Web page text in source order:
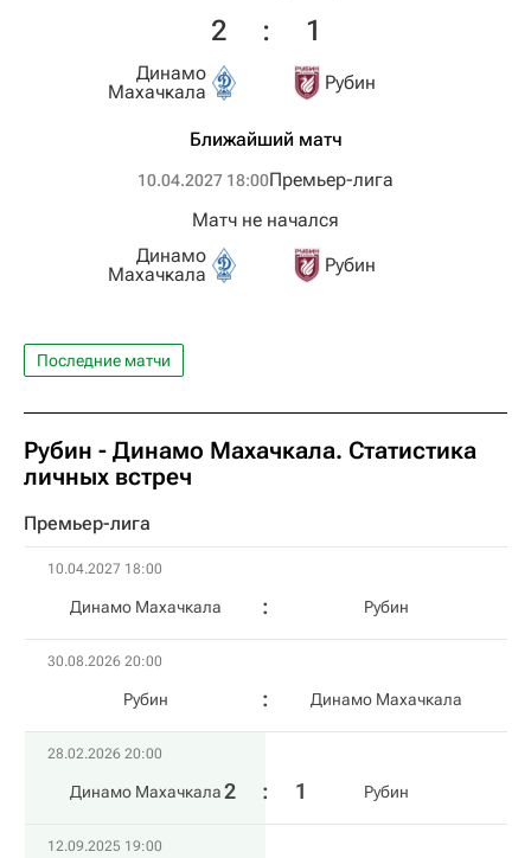
Динамо
Махачкала
2 : 1
Рубин
Ближайший матч
10.04.2027 18:00Премьер-лига
Динамо
Махачкала
Матч не начался
Рубин
Последние матчи
Рубин - Динамо Махачкала. Статистика
личных встреч
Премьер-лига
10.04.2027 18:00
Динамо Махачкала Рубин
30.08.2026 20:00
Рубин Динамо Махачкала
28.02.2026 20:00
Динамо Махачкала2 : 1 Рубин
12.09.2025 19:00